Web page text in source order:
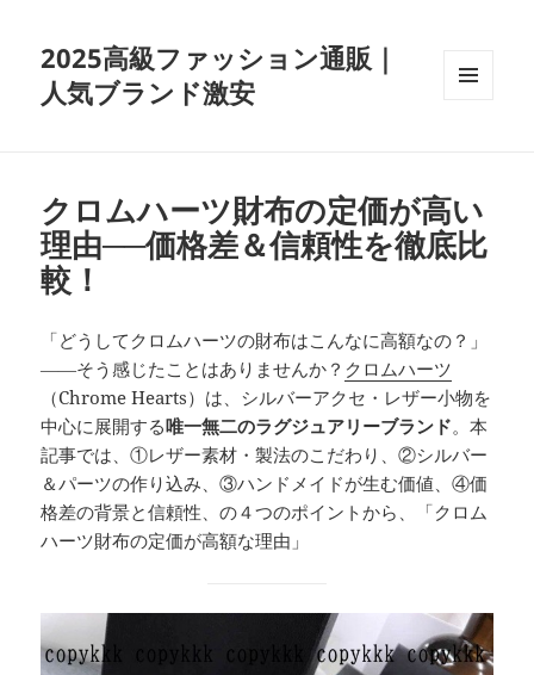
2025高級ファッション通販｜
人気ブランド激安
クロムハーツ財布の定価が高い
理由──価格差＆信頼性を徹底比
較！
「どうしてクロムハーツの財布はこんなに高額なの？」
――そう感じたことはありませんか？ クロムハーツ
（Chrome Hearts）は、シルバーアクセ・レザー小物を
中心に展開する唯一無二のラグジュアリーブランド。本
記事では、①レザー素材・製法のこだわり、②シルバー
＆パーツの作り込み、③ハンドメイドが生む価値、④価
格差の背景と信頼性、の４つのポイントから、「クロム
ハーツ財布の定価が高額な理由」